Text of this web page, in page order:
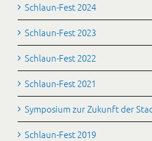
Schlaun-Fest 2024
Schlaun-Fest 2023
Schlaun-Fest 2022
Schlaun-Fest 2021
Symposium zur Zukunft der
Schlaun-Fest 2019